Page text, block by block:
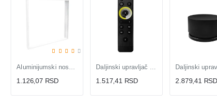
1.126,07 RSD 1.517,41 RSD 2.879,41 RSD